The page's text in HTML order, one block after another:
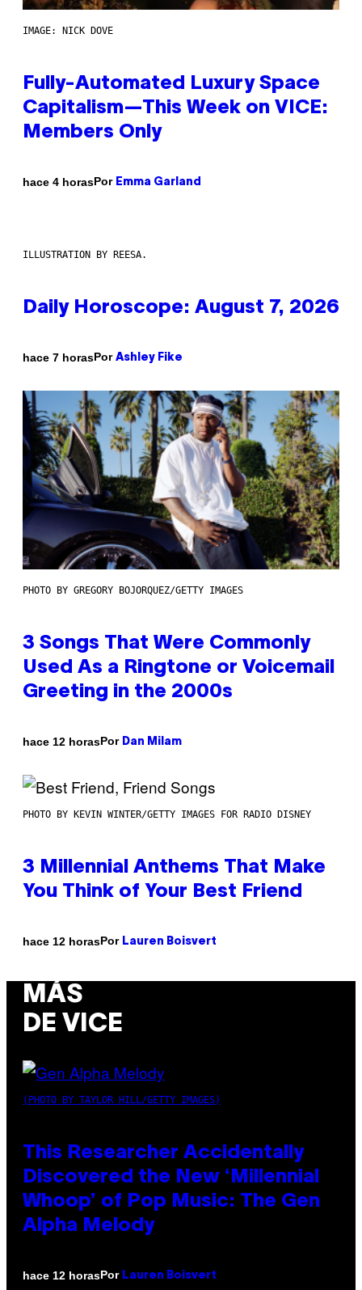
IMAGE: NICK DOVE
Fully-Automated Luxury Space
Capitalism—This Week on VICE:
Members Only
hace 4 horasPor Emma Garland
ILLUSTRATION BY REESA.
Daily Horoscope: August 7, 2026
hace 7 horasPor Ashley Fike
PHOTO BY GREGORY BOJORQUEZ/GETTY IMAGES
3 Songs That Were Commonly
Used As a Ringtone or Voicemail
Greeting in the 2000s
hace 12 horasPor Dan Milam
PHOTO BY KEVIN WINTER/GETTY IMAGES FOR RADIO DISNEY
3 Millennial Anthems That Make
You Think of Your Best Friend
hace 12 horasPor Lauren Boisvert
MÁS
DE VICE
(PHOTO BY TAYLOR HILL/GETTY IMAGES)
This Researcher Accidentally
Discovered the New ‘Millennial
Whoop’ of Pop Music: The Gen
Alpha Melody
hace 12 horasPor Lauren Boisvert